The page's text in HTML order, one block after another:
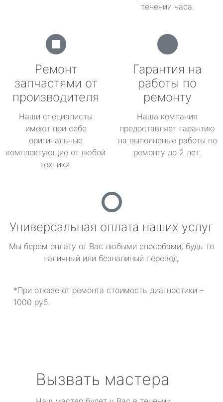
течении часа.
Ремонт
запчастями от
производителя
Наши специалисты
имеют при себе
оригинальные
комплектующие от любой
техники.
Гарантия на
работы по
ремонту
Наша компания
предоставляет гарантию
на выполненые работы по
ремонту до 2 лет.
Универсальная оплата наших услуг
Мы берем оплату от Вас любыми способами, будь то
наличный или безналиный перевод.
*При отказе от ремонта стоимость диагностики –
1000 руб.
Вызвать мастера